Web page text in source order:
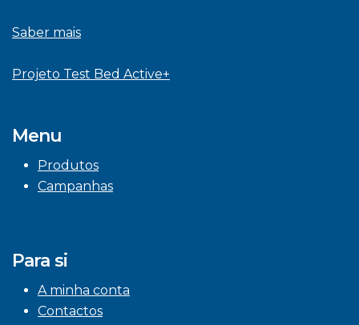
Saber mais
Projeto Test Bed Active+
Menu
Produtos
Campanhas
Para si
A minha conta
Contactos